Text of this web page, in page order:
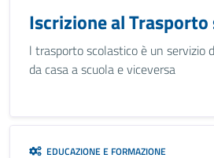
Iscrizione al
l trasporto scolastico è un servizio
da casa a scuola e viceversa
EDUCAZIONE E FORMAZIONE